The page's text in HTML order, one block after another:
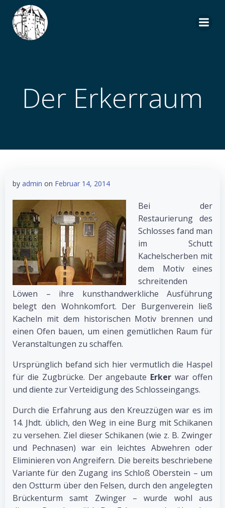
Der Erkerraum
by admin on Februar 14, 2014
Bei der
Restaurierung des
Schlosses fand man
im Schutt
Kachelscherben mit
dem Motiv eines
schreitenden
Löwen – ihre kunsthandwerkliche Ausführung
belegt den Wohnkomfort. Der Burgenverein ließ
Kacheln mit dem historischen Motiv brennen und
einen Ofen bauen, um einen gemütlichen Raum für
Veranstaltungen zu schaffen.
Ursprünglich befand sich hier vermutlich die Haspel
für die Zugbrücke. Der angebaute Erker war offen
und diente zur Verteidigung des Schlosseingangs.
Durch die Erfahrung aus den Kreuzzügen war es im
14. Jhdt. üblich, den Weg in eine Burg mit Schikanen
zu versehen. Ziel dieser Schikanen (wie z. B. Zwinger
und Pechnasen) war ein leichtes Abwehren oder
Eliminieren von Angreifern. Die bereits beschriebene
Variante für den Zugang ins Schloß Oberstein – um
den Ostturm über den Felsen, durch den angelegten
Brückenturm samt Zwinger – wurde wohl aus